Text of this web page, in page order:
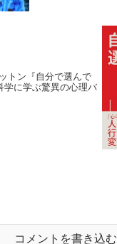
トン『自分で選んで
学に学ぶ驚異の心理バ
コメントを書き込む